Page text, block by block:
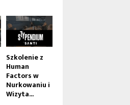
Szkolenie z
Human
Factors w
Nurkowaniu i
Wizyta...